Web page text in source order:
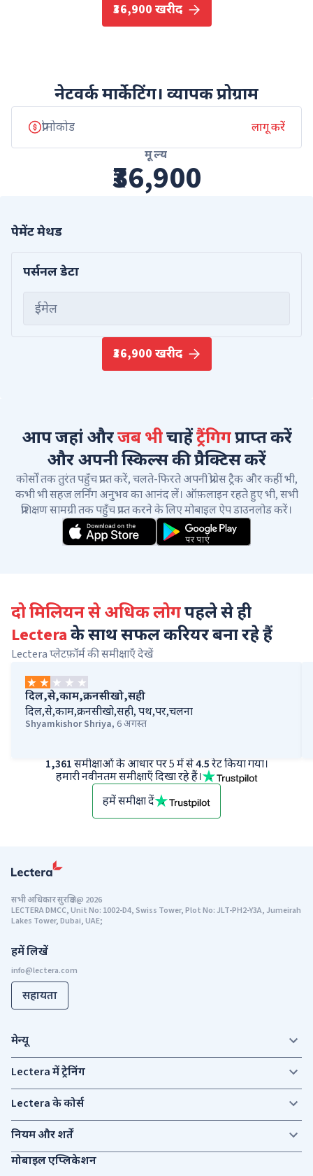
₹36,900 खरीद
नेटवर्क मार्केटिंग। व्यापक प्रोग्राम
लागू करें
मूल्य
₹36,900
पेमेंट मेथड
पर्सनल डेटा
ईमेल
₹36,900 खरीद
आप जहां औरजब भीचाहेंट्रैंगिगप्राप्त करें
और अपनी स्किल्स की प्रैक्टिस करें
कोर्सों तक तुरंत पहुँच प्राप्त करें, चलते-फिरते अपनी प्रोग्रेस ट्रैक और कहीं भी,
कभी भी सहज लर्निंग अनुभव का आनंद लें। ऑफ़लाइन रहते हुए भी, सभी
प्रशिक्षण सामग्री तक पहुँच प्राप्त करने के लिए मोबाइल ऐप डाउनलोड करें।
दो मिलियन से अधिक लोगपहले से ही
Lecteraके साथ सफल करियर बना रहे हैं
Lectera प्लेटफ़ॉर्म की समीक्षाएँ देखें
दिल,से,काम,क्रनसीखो,सही
दिल,से,काम,क्रनसीखो,सही, पथ,पर,चलना
Shyamkishor Shriya, 6 अगस्त
1,361समीक्षाओं के आधार पर 5 में से4.5रेट किया गया।
हमारी नवीनतम समीक्षाएँ दिखा रहे हैं।
हमें समीक्षा दें
हमें लिखें
सहायता
मोबाइल एप्लिकेशन
सभी अधिकार सुरक्षित@ 2026
LECTERA DMCC, Unit No: 1002-D4, Swiss Tower, Plot No: JLT-PH2-Y3A, Jumeirah
Lakes Tower, Dubai, UAE;
मेन्यू
Lectera में ट्रेनिंग
Lectera के कोर्स
नियम और शर्तें